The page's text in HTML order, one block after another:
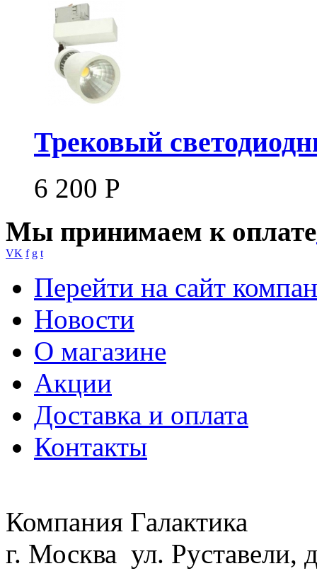
Трековый
6 200 Р
Мы принимаем к оплате
VK f g t
Перейти на сайт
Новости
О магазине
Акции
Доставка и оплата
Контакты
Компания Галактика
г. Москва ул. Руставели,